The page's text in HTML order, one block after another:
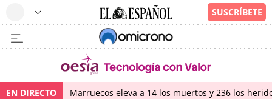
EN DIRECTO Marruecos eleva a 14 los muertos y 236 los